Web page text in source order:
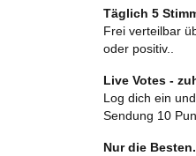
Täglich 5
Frei verteilbar
oder positiv..
Live Votes -
Log dich ein
Sendung 10
Nur die Besten.